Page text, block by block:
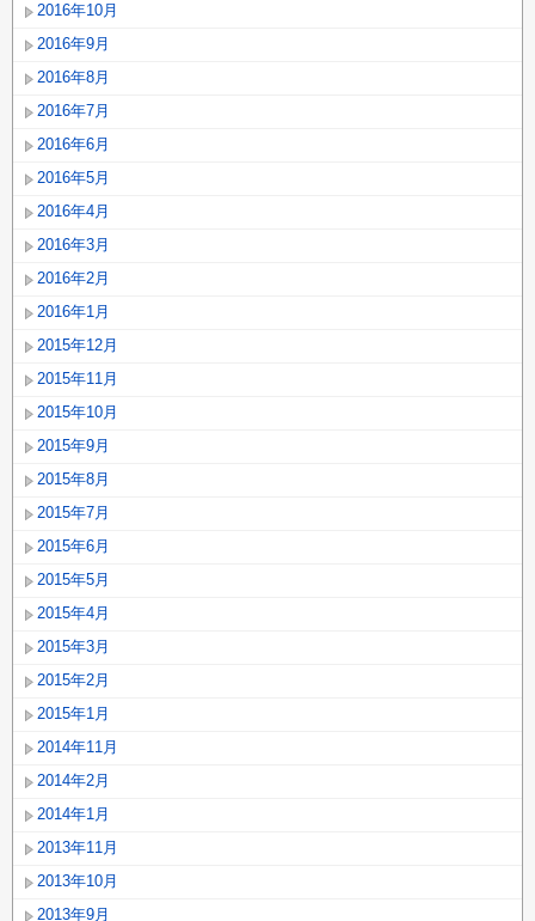
2016年10月
2016年9月
2016年8月
2016年7月
2016年6月
2016年5月
2016年4月
2016年3月
2016年2月
2016年1月
2015年12月
2015年11月
2015年10月
2015年9月
2015年8月
2015年7月
2015年6月
2015年5月
2015年4月
2015年3月
2015年2月
2015年1月
2014年11月
2014年2月
2014年1月
2013年11月
2013年10月
2013年9月